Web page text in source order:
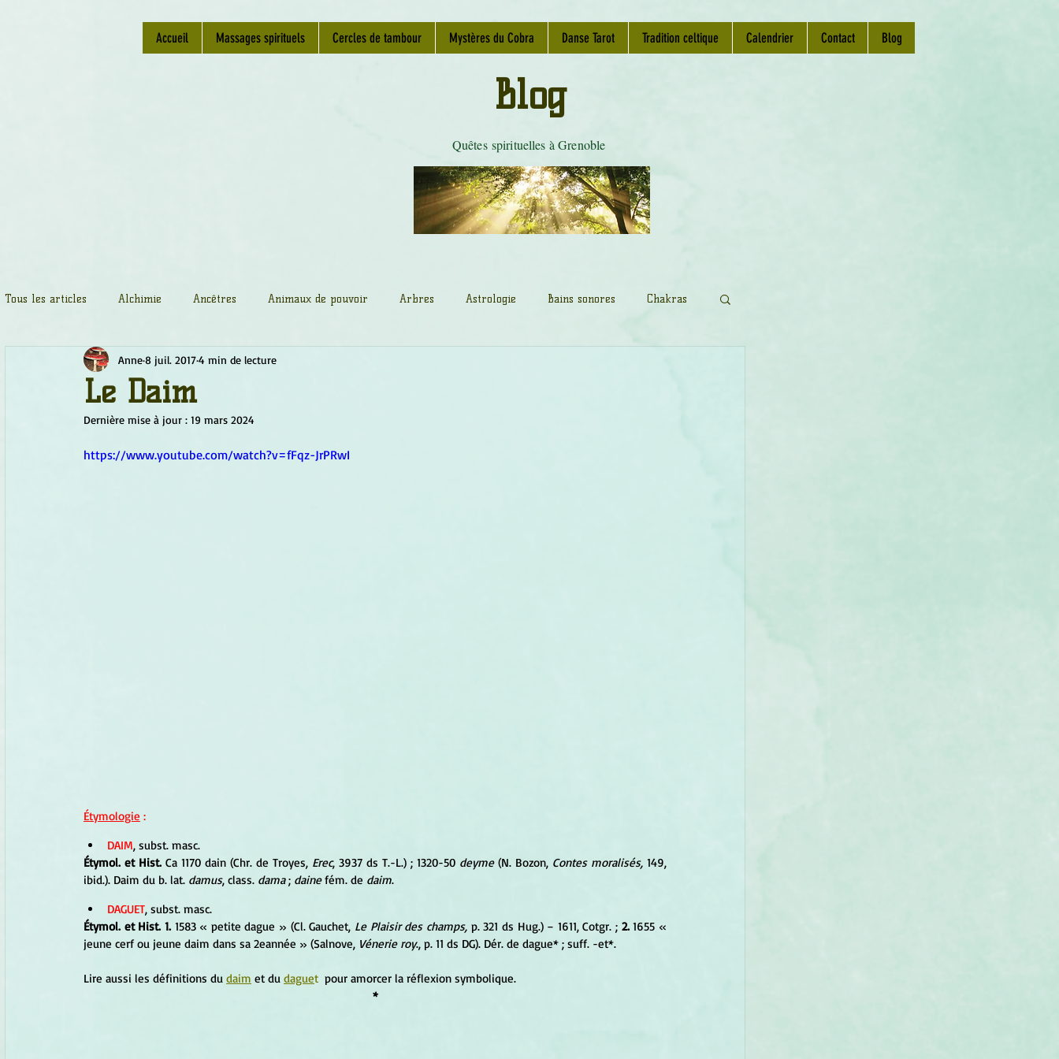
Accueil Massages spirituels Cercles de tambour Mystères du Cobra Danse Tarot Tradition celtique Calendrier Contact Blog
Quêtes spirituelles à Grenoble
Blog
Tous les articles Alchimie Ancêtres Animaux de pouvoir Arbres Astrologie Bains sonores Chakras
Chamanisme Champignons Conscience
Fleurs de Bach Géométrie sacrée
Le Daim
Anne8 juil. 20174 min de lecture
Dernière mise à jour : 19 mars 2024
https://www.youtube.com/watch?v=fFqz-JrPRwI
Étymologie :
DAIM, subst. masc.
Étymol. et Hist. Ca 1170 dain (Chr. de Troyes, Erec, 3937 ds T.-L.) ; 1320-50 deyme (N. Bozon, Contes moralisés, 149,
ibid.). Daim du b. lat. damus, class. dama ; daine fém. de daim.
DAGUET, subst. masc.
Étymol. et Hist. 1. 1583 « petite dague » (Cl. Gauchet, Le Plaisir des champs, p. 321 ds Hug.) − 1611, Cotgr. ; 2. 1655 «
jeune cerf ou jeune daim dans sa 2eannée » (Salnove, Vénerie roy., p. 11 ds DG). Dér. de dague* ; suff. -et*.
Lire aussi les définitions du daim et du daguet pour amorcer la réflexion symbolique.
*